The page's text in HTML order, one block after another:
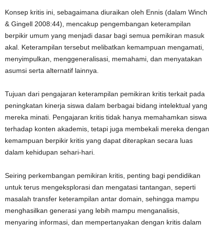
Konsep kritis ini, sebagaimana diuraikan oleh Ennis (dalam Winch
& Gingell 2008:44), mencakup pengembangan keterampilan
berpikir umum yang menjadi dasar bagi semua pemikiran masuk
akal. Keterampilan tersebut melibatkan kemampuan mengamati,
menyimpulkan, menggeneralisasi, memahami, dan menyatakan
asumsi serta alternatif lainnya.
Tujuan dari pengajaran keterampilan pemikiran kritis terkait pada
peningkatan kinerja siswa dalam berbagai bidang intelektual yang
mereka minati. Pengajaran kritis tidak hanya memahamkan siswa
terhadap konten akademis, tetapi juga membekali mereka dengan
kemampuan berpikir kritis yang dapat diterapkan secara luas
dalam kehidupan sehari-hari.
Seiring perkembangan pemikiran kritis, penting bagi pendidikan
untuk terus mengeksplorasi dan mengatasi tantangan, seperti
masalah transfer keterampilan antar domain, sehingga mampu
menghasilkan generasi yang lebih mampu menganalisis,
menyaring informasi, dan mempertanyakan dengan kritis dalam